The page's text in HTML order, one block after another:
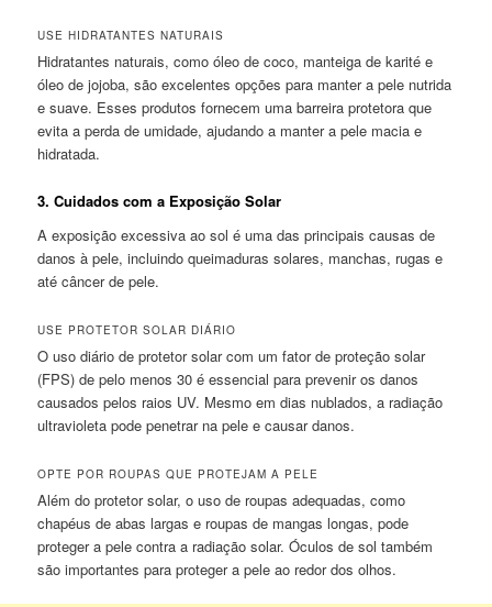
USE HIDRATANTES NATURAIS
Hidratantes naturais, como óleo de coco, manteiga de karité e
óleo de jojoba, são excelentes opções para manter a pele nutrida
e suave. Esses produtos fornecem uma barreira protetora que
evita a perda de umidade, ajudando a manter a pele macia e
hidratada.
3.Cuidados com a Exposição Solar
A exposição excessiva ao sol é uma das principais causas de
danos à pele, incluindo queimaduras solares, manchas, rugas e
até câncer de pele.
USE PROTETOR SOLAR DIÁRIO
O uso diário de protetor solar com um fator de proteção solar
(FPS) de pelo menos 30 é essencial para prevenir os danos
causados pelos raios UV. Mesmo em dias nublados, a radiação
ultravioleta pode penetrar na pele e causar danos.
OPTE POR ROUPAS QUE PROTEJAM A PELE
Além do protetor solar, o uso de roupas adequadas, como
chapéus de abas largas e roupas de mangas longas, pode
proteger a pele contra a radiação solar. Óculos de sol também
são importantes para proteger a pele ao redor dos olhos.